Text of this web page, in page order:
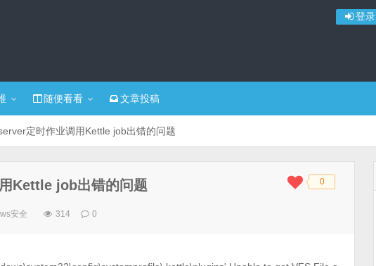
登录
随便看看 文章投稿
定时作业调用Kettle job出错的问题
◆◆ 0
Kettle job出错的问题
安全 314 0